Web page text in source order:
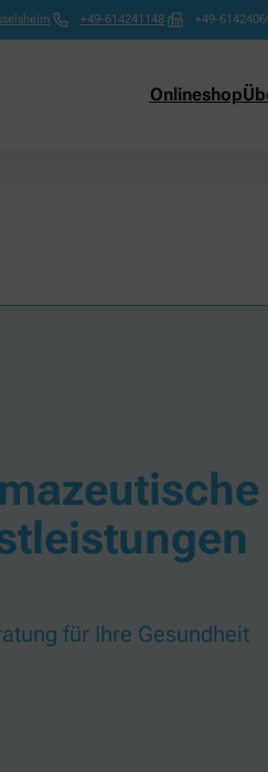
+49-614241148 +49-
Onlineshop
für Ihre Gesundheit